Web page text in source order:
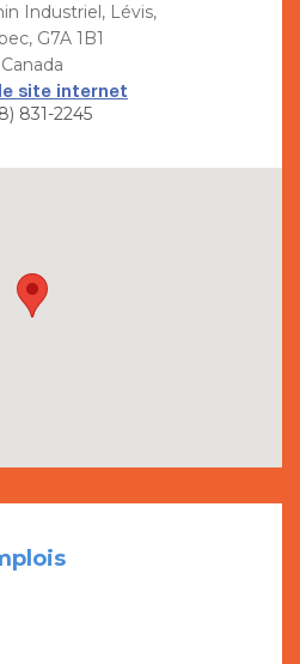
Industriel, Lévis,
G7A 1B1
Canada
site internet
831-2245